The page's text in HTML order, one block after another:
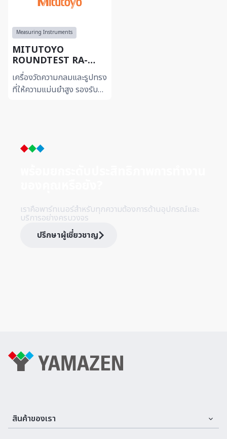
Measuring Instruments
MITUTOYO
ROUNDTEST RA-
2200
เครื่องวัดความกลมและรูปทรง
ที่ให้ความแม่นยำสูง รองรับ
เราคือพาร์ทเนอร์สำหรับทุกความต้องการด้านอุปกรณ์และ
บริการอย่างครบวงจร
ปรึกษาผู้เชี่ยวชาญ
สินค้าของเรา